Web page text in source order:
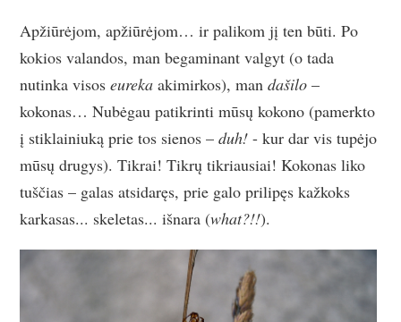
Apžiūrėjom, apžiūrėjom… ir palikom jį ten būti. Po
kokios valandos, man begaminant valgyt (o tada
nutinka visoseurekaakimirkos), mandašilo –
kokonas… Nubėgau patikrinti mūsų kokono (pamerkto
į stiklainiuką prie tos sienos –duh! - kur dar vis tupėjo
mūsų drugys). Tikrai! Tikrų tikriausiai! Kokonas liko
tuščias – galas atsidaręs, prie galo prilipęs kažkoks
karkasas... skeletas... išnara (what?!!).